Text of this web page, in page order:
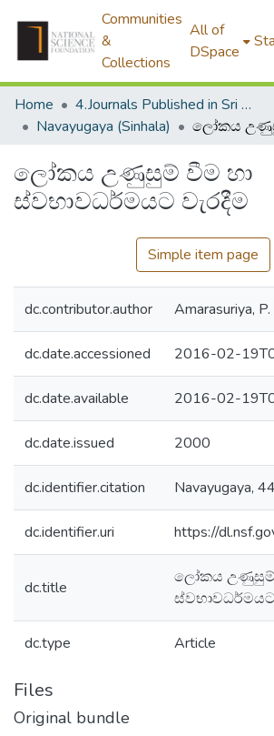
Communities
&
Collections
All of
DSpace
Home
4.Journals Published in Sri Lanka
Navayugaya (Sinhala)
ලෝකය උණුසුම් වීම හා
ස්වභාවධර්මයට වැරදීම
Simple item page
dc.contributor.author Amarasuriya, P.
dc.date.accessioned 2016-02-
dc.date.available 2016-02-
dc.date.issued 2000
dc.identifier.citation Navayugaya,
dc.identifier.uri https://
dc.title
ලෝකය උණුසුම්
ස්වභාවධර්මයට
dc.type Article
Files
Original bundle